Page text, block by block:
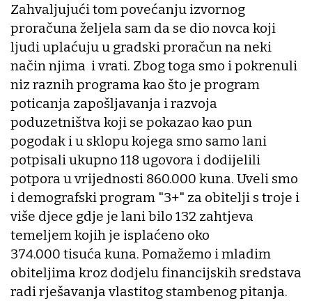
Zahvaljujući tom povećanju izvornog
proračuna željela sam da se dio novca koji
ljudi uplaćuju u gradski proračun na neki
način njima i vrati. Zbog toga smo i pokrenuli
niz raznih programa kao što je program
poticanja zapošljavanja i razvoja
poduzetništva koji se pokazao kao pun
pogodak i u sklopu kojega smo samo lani
potpisali ukupno 118 ugovora i dodijelili
potpora u vrijednosti 860.000 kuna. Uveli smo
i demografski program "3+" za obitelji s troje i
više djece gdje je lani bilo 132 zahtjeva
temeljem kojih je isplaćeno oko
374.000 tisuća kuna. Pomažemo i mladim
obiteljima kroz dodjelu financijskih sredstava
radi rješavanja vlastitog stambenog pitanja.